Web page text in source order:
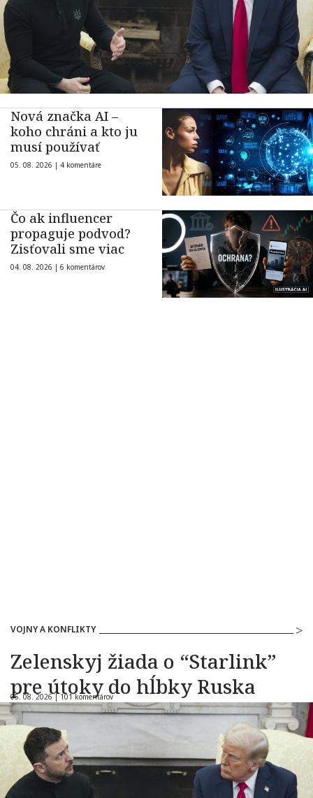
Nová značka AI –
koho chráni a kto ju
musí používať
05. 08. 2026 | 4 komentáre
Čo ak influencer
propaguje podvod?
Zisťovali sme viac
04. 08. 2026 | 6 komentárov
VOJNY A KONFLIKTY
Zelenskyj žiada o “Starlink”
pre útoky do hĺbky Ruska
05. 08. 2026 |101 komentárov